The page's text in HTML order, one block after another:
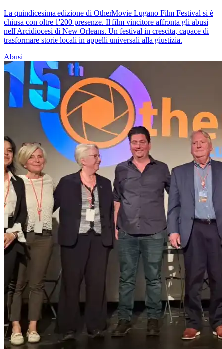
La quindicesima edizione di OtherMovie Lugano Film Festival si è
chiusa con oltre 1'200 presenze. Il film vincitore affronta gli abusi
nell'Arcidiocesi di New Orleans. Un festival in crescita, capace di
trasformare storie locali in appelli universali alla giustizia.
Abusi